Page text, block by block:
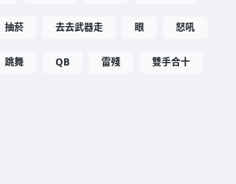
抽菸 去去武器走 眼 怒吼
跳舞 QB 雷殘 雙手合十